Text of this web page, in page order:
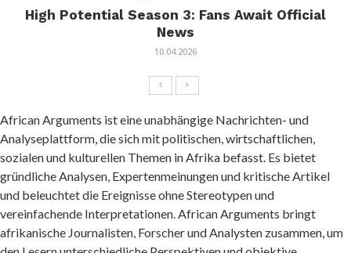
High Potential Season 3: Fans Await Official
News
10.04.2026
African Arguments ist eine unabhängige Nachrichten- und
Analyseplattform, die sich mit politischen, wirtschaftlichen,
sozialen und kulturellen Themen in Afrika befasst. Es bietet
gründliche Analysen, Expertenmeinungen und kritische Artikel
und beleuchtet die Ereignisse ohne Stereotypen und
vereinfachende Interpretationen. African Arguments bringt
afrikanische Journalisten, Forscher und Analysten zusammen, um